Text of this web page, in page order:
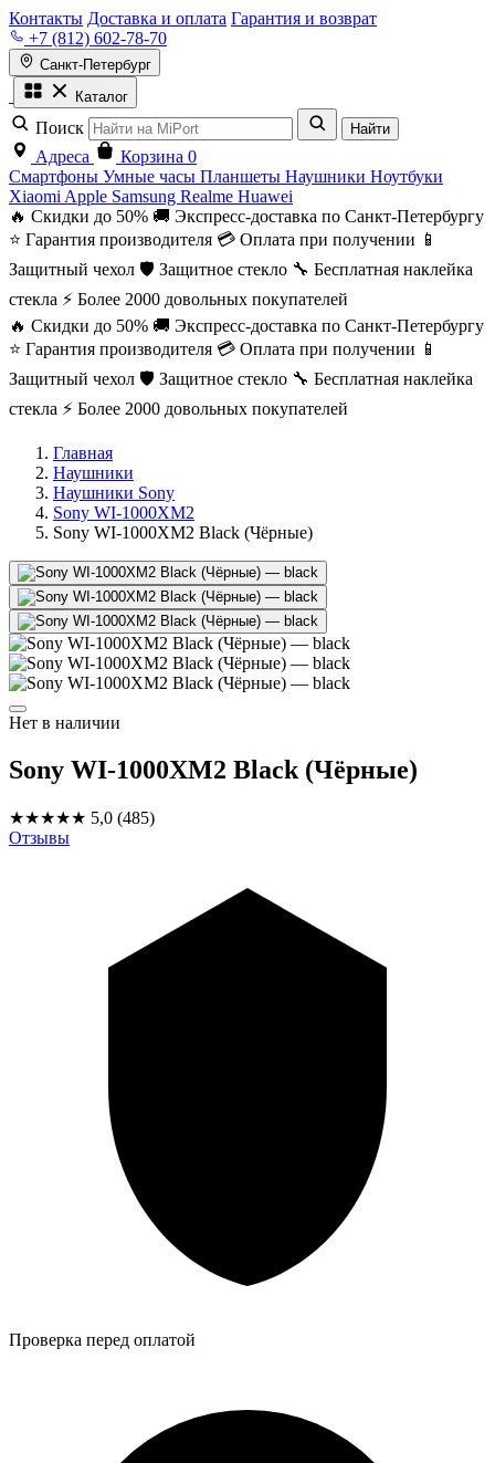
Контакты Доставка и оплата Гарантия и возврат
+7 (812) 602-78-70
Санкт-Петербург
Каталог
Поиск Найти
Адреса Корзина 0
Смартфоны Умные часы Планшеты Наушники Ноутбуки
Xiaomi Apple Samsung Realme Huawei
🔥 Скидки до 50% 🚚 Экспресс-доставка по Санкт-Петербургу
⭐ Гарантия производителя 💳 Оплата при получении 📱
Защитный чехол 🛡️ Защитное стекло 🔧 Бесплатная наклейка
стекла ⚡ Более 2000 довольных покупателей
🔥 Скидки до 50% 🚚 Экспресс-доставка по Санкт-Петербургу
⭐ Гарантия производителя 💳 Оплата при получении 📱
Защитный чехол 🛡️ Защитное стекло 🔧 Бесплатная наклейка
стекла ⚡ Более 2000 довольных покупателей
Главная
Наушники
Наушники Sony
Sony WI-1000XM2
Sony WI-1000XM2 Black (Чёрные)
Нет в наличии
Sony WI-1000XM2 Black (Чёрные)
★★★★★ 5,0 (485)
Отзывы
Проверка перед оплатой